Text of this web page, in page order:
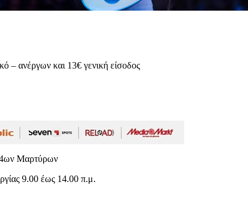
– ανέργων και 13€ γενική είσοδος
Μαρτύρων
9.00 έως 14.00 π.μ.